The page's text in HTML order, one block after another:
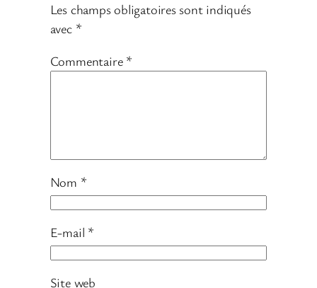
Les champs obligatoires sont indiqués
avec *
Commentaire *
Nom *
E-mail *
Site web